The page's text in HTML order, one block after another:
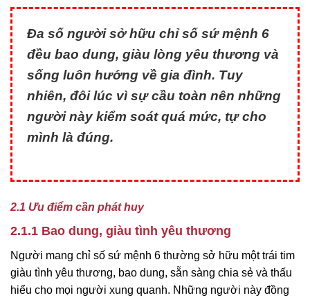
Đa số người sở hữu chỉ số sứ mệnh 6
đều bao dung, giàu lòng yêu thương và
sống luôn hướng về gia đình. Tuy
nhiên, đôi lúc vì sự cầu toàn nên những
người này kiểm soát quá mức, tự cho
mình là đúng.
2.1 Ưu điểm cần phát huy
2.1.1 Bao dung, giàu tình yêu thương
Người mang chỉ số sứ mệnh 6 thường sở hữu một trái tim
giàu tình yêu thương, bao dung, sẵn sàng chia sẻ và thấu
hiểu cho mọi người xung quanh. Những người này đồng